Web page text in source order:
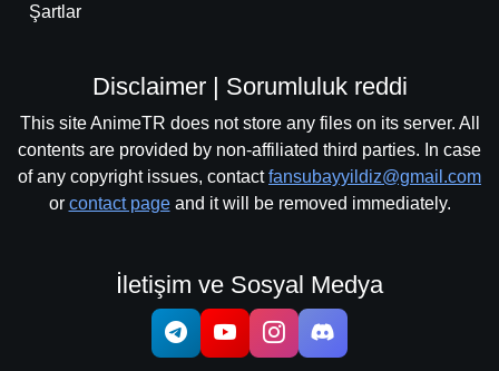
Şartlar
Disclaimer | Sorumluluk reddi
This site AnimeTR does not store any files on its server. All
contents are provided by non-affiliated third parties. In case
of any copyright issues, contactfansubayyildiz@gmail.com
or contact pageand it will be removed immediately.
İletişim ve Sosyal Medya